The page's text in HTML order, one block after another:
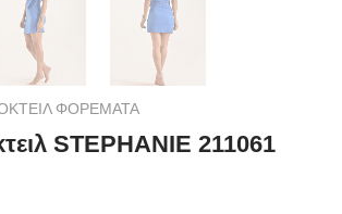
ΦΟΡΕΜΑΤΑ
STEPHANIE 211061